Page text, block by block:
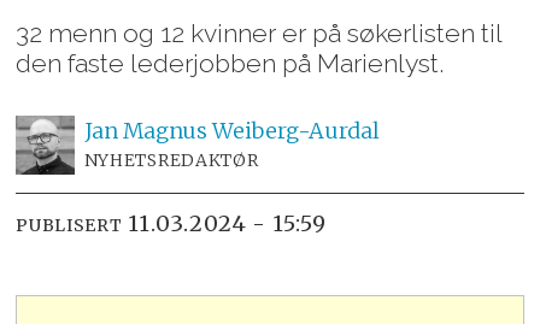
32 menn og 12 kvinner er på søkerlisten til
den faste lederjobben på Marienlyst.
Jan Magnus Weiberg-Aurdal
NYHETSREDAKTØR
PUBLISERT 11.03.2024 - 15:59